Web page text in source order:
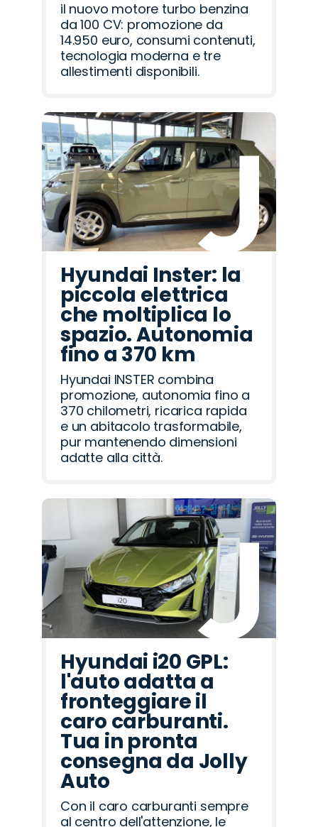
il nuovo motore turbo benzina
da 100 CV: promozione da
14.950 euro, consumi contenuti,
tecnologia moderna e tre
allestimenti disponibili.
Hyundai Inster: la
piccola elettrica
che moltiplica lo
spazio. Autonomia
fino a 370 km
Hyundai INSTER combina
promozione, autonomia fino a
370 chilometri, ricarica rapida
e un abitacolo trasformabile,
pur mantenendo dimensioni
adatte alla città.
Hyundai i20 GPL:
l'auto adatta a
fronteggiare il
caro carburanti.
Tua in pronta
consegna da Jolly
Auto
Con il caro carburanti sempre
al centro dell'attenzione, le